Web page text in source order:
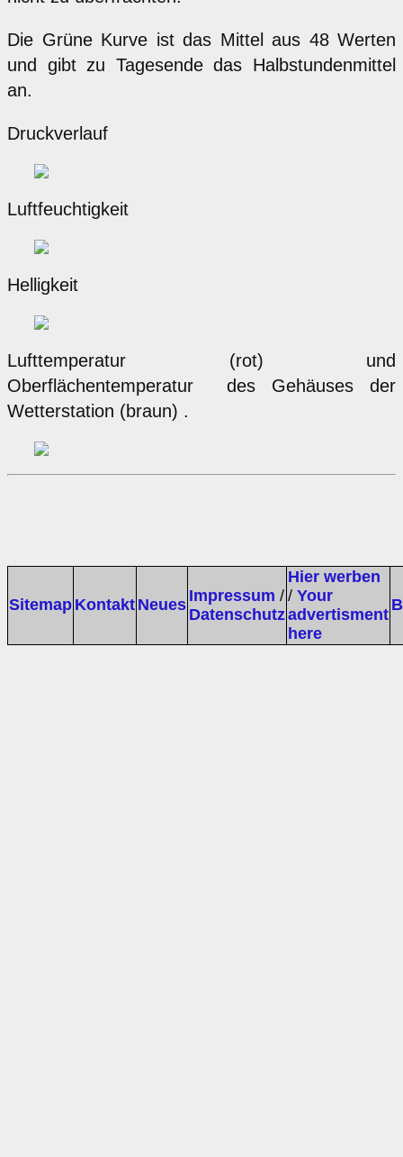
Die Grüne Kurve ist das Mittel aus 48 Werten
und gibt zu Tagesende das Halbstundenmittel
an.
Druckverlauf
Luftfeuchtigkeit
Helligkeit
Lufttemperatur (rot) und
Oberflächentemperatur des Gehäuses der
Wetterstation (braun) .
Sitemap Kontakt Neues Impressum /
Datenschutz
Hier werben
/ Your
advertisment
here